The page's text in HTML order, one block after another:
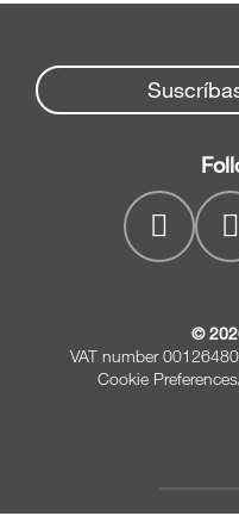
©
VAT number
Cookie Preferences